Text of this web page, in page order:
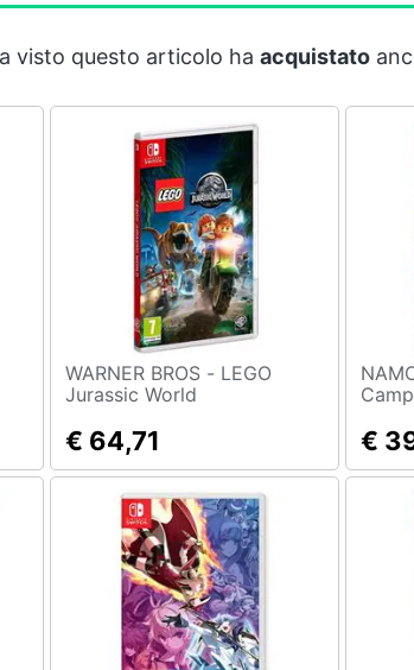
visto questo articolo ha acquistato
WARNER BROS - LEGO
Jurassic World
€ 64,71
NAMCO -
€